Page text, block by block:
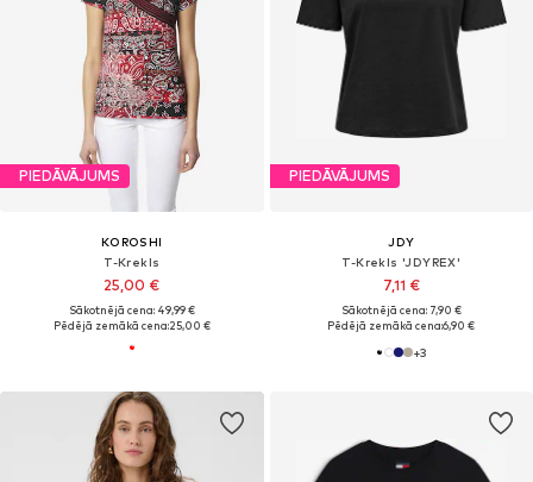
PIEDĀVĀJUMS
KOROSHI
T-Krekls
25,00 €
Sākotnējā cena: 49,99 €
Pēdējā zemākā cena:25,00 €
PIEDĀVĀJUMS
JDY
T-Krekls 'JDYREX'
7,11 €
Sākotnējā cena: 7,90 €
Pēdējā zemākā cena:6,90 €
+3